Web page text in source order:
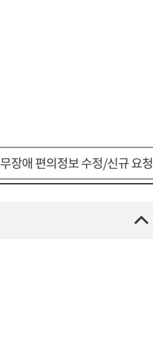
무장애 편의정보 수정/신규 요청